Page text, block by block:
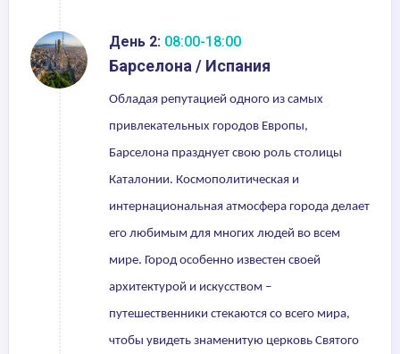
День 2: 08:00-18:00
Барселона / Испания
Обладая репутацией одного из самых
привлекательных городов Европы,
Барселона празднует свою роль столицы
Каталонии. Космополитическая и
интернациональная атмосфера города делает
его любимым для многих людей во всем
мире. Город особенно известен своей
архитектурой и искусством –
путешественники стекаются со всего мира,
чтобы увидеть знаменитую церковь Святого